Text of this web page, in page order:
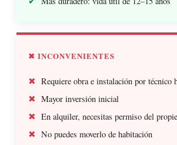
✖ INCONVENIENTES
Requiere obra e instalación por técnico
Mayor inversión inicial
En alquiler, necesitas permiso del
No puedes moverlo de habitación